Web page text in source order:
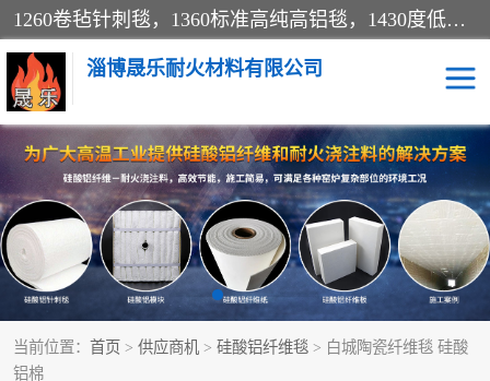
1260卷毡针刺毯，1360标准高纯高铝毯，1430度低锆锆铝含锆毯，普通挡渣棉卷毡，防火纸、挡火板、隔热垫片模块、棉块、折叠块、散棉高温固化剂价格规格密度多少钱图片视频立方平米参数指标
淄博晟乐耐火材料有限公司
当前位置： 首页 > 供应商机 > 硅酸铝纤维毯 > 白城陶瓷纤维毯 硅酸
铝棉
硅酸铝挡渣棉 硅酸铝纤维纸
硅酸铝挡火板 高铝毯
含锆毯 硅酸铝折叠块
硅酸铝散棉 硅酸铝纤维毯